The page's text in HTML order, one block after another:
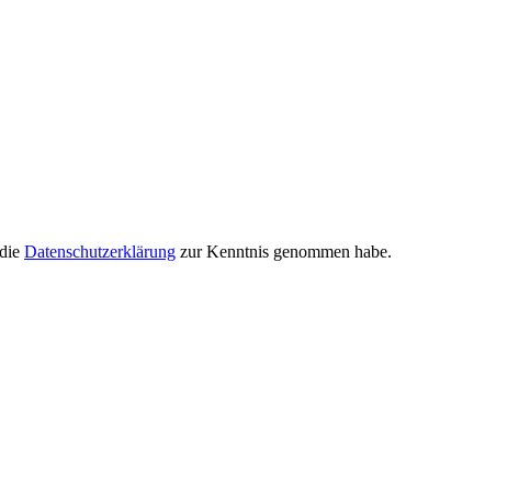
Datenschutzerklärung zur Kenntnis genommen habe.